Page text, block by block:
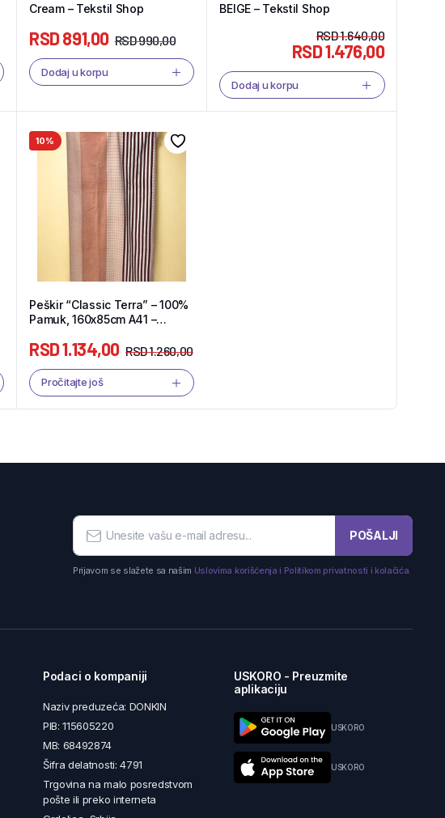
Cream – Tekstil Shop
RSD990,00
RSD891,00
Dodaj u korpu
BEIGE – Tekstil Shop
RSD1.640,00
RSD1.476,00
Dodaj u korpu
10%
Peškir “Classic Terra” – 100%
Pamuk, 160x85cm A41 –
RSD1.260,00
RSD1.134,00
Pročitajte još
POŠALJI
Prijavom se slažete sa našim Uslovima korišćenja i Politikom privatnosti i kolačića.
Podaci o kompaniji
Naziv preduzeća: DONKIN
PIB: 115605220
MB: 68492874
Šifra delatnosti: 4791
Trgovina na malo posredstvom
pošte ili preko interneta
USKORO - Preuzmite
aplikaciju
USKORO
USKORO